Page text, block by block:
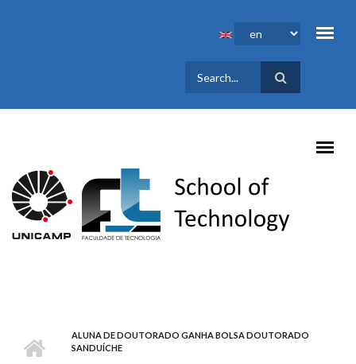
SEARCH
FORM
ALUNA DE DOUTORADO GANHA BOLSA DOUTORADO
SANDUÍCHE